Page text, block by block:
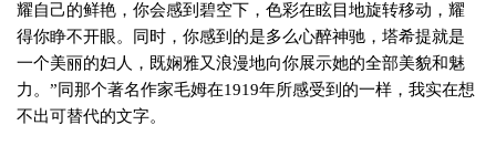
耀自己的鲜艳，你会感到碧空下，色彩在眩目地旋转移动，耀
得你睁不开眼。同时，你感到的是多么心醉神驰，塔希提就是
一个美丽的妇人，既娴雅又浪漫地向你展示她的全部美貌和魅
力。”同那个著名作家毛姆在1919年所感受到的一样，我实在想
不出可替代的文字。